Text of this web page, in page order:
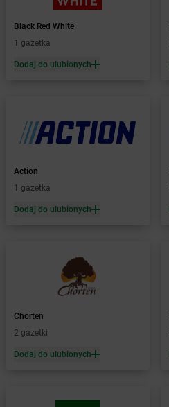
Baboszewo
Żabka Bachowice
Żabka Bądkowo
Żabka Bąków
Żabka Baranowo
Żabka Barcin
Żabka
Żabka Barlinek
Żabka Barniewice
Baruchowo
Barwałd Średni
Barwice
Żabka Bełchatów
Black Red White
1 gazetka
Dodaj do ulubionych
Action
1 gazetka
Dodaj do ulubionych
Chorten
2 gazetki
Dodaj do ulubionych